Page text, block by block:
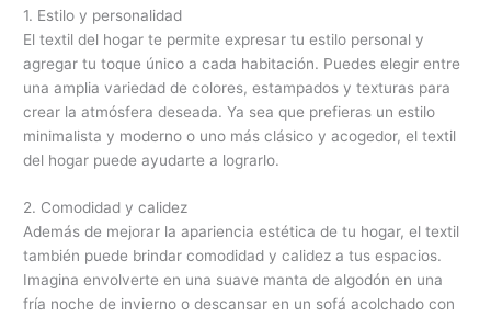
1. Estilo y personalidad
El textil del hogar te permite expresar tu estilo personal y
agregar tu toque único a cada habitación. Puedes elegir entre
una amplia variedad de colores, estampados y texturas para
crear la atmósfera deseada. Ya sea que prefieras un estilo
minimalista y moderno o uno más clásico y acogedor, el textil
del hogar puede ayudarte a lograrlo.
2. Comodidad y calidez
Además de mejorar la apariencia estética de tu hogar, el textil
también puede brindar comodidad y calidez a tus espacios.
Imagina envolverte en una suave manta de algodón en una
fría noche de invierno o descansar en un sofá acolchado con